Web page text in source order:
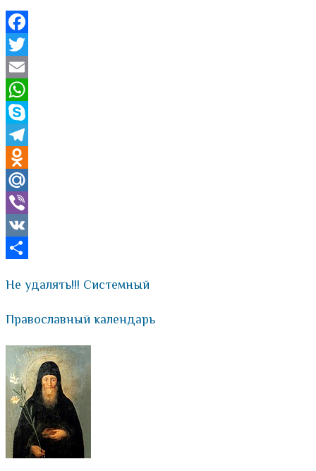
Facebook
Twitter
Email
WhatsApp
Skype
Telegram
Odnoklassniki
Mail.Ru
Viber
VK
Не удалять!!! Системный
Православный календарь